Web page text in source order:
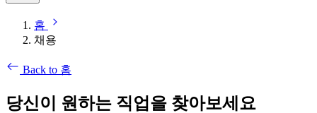
홈
채용
Back to 홈
당신이 원하는 직업을 찾아보세요